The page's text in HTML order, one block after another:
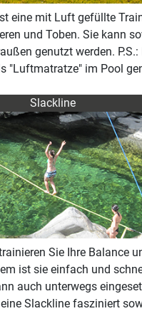
eine mit Luft gefüllte
und Toben. Sie kann
genutzt werden.
"Luftmatratze" im Pool
Slackline
Sie Ihre Balance
ist sie einfach und
auch unterwegs
Slackline fasziniert